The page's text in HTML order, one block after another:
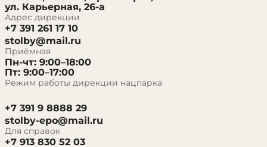
ул. Карьерная, 26-а
Адрес дирекции
+7 391 261 17 10
stolby@mail.ru
Приёмная
Пн-чт: 9:00–18:00
Пт: 9:00–17:00
Режим работы дирекции нацпарка
+7 391 9 8888 29
stolby-epo@mail.ru
Для справок
+7 913 830 52 03